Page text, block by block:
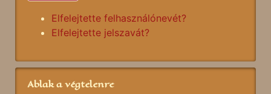
Elfelejtette felhasználónevét?
Elfelejtette jelszavát?
Ablak a végtelenre